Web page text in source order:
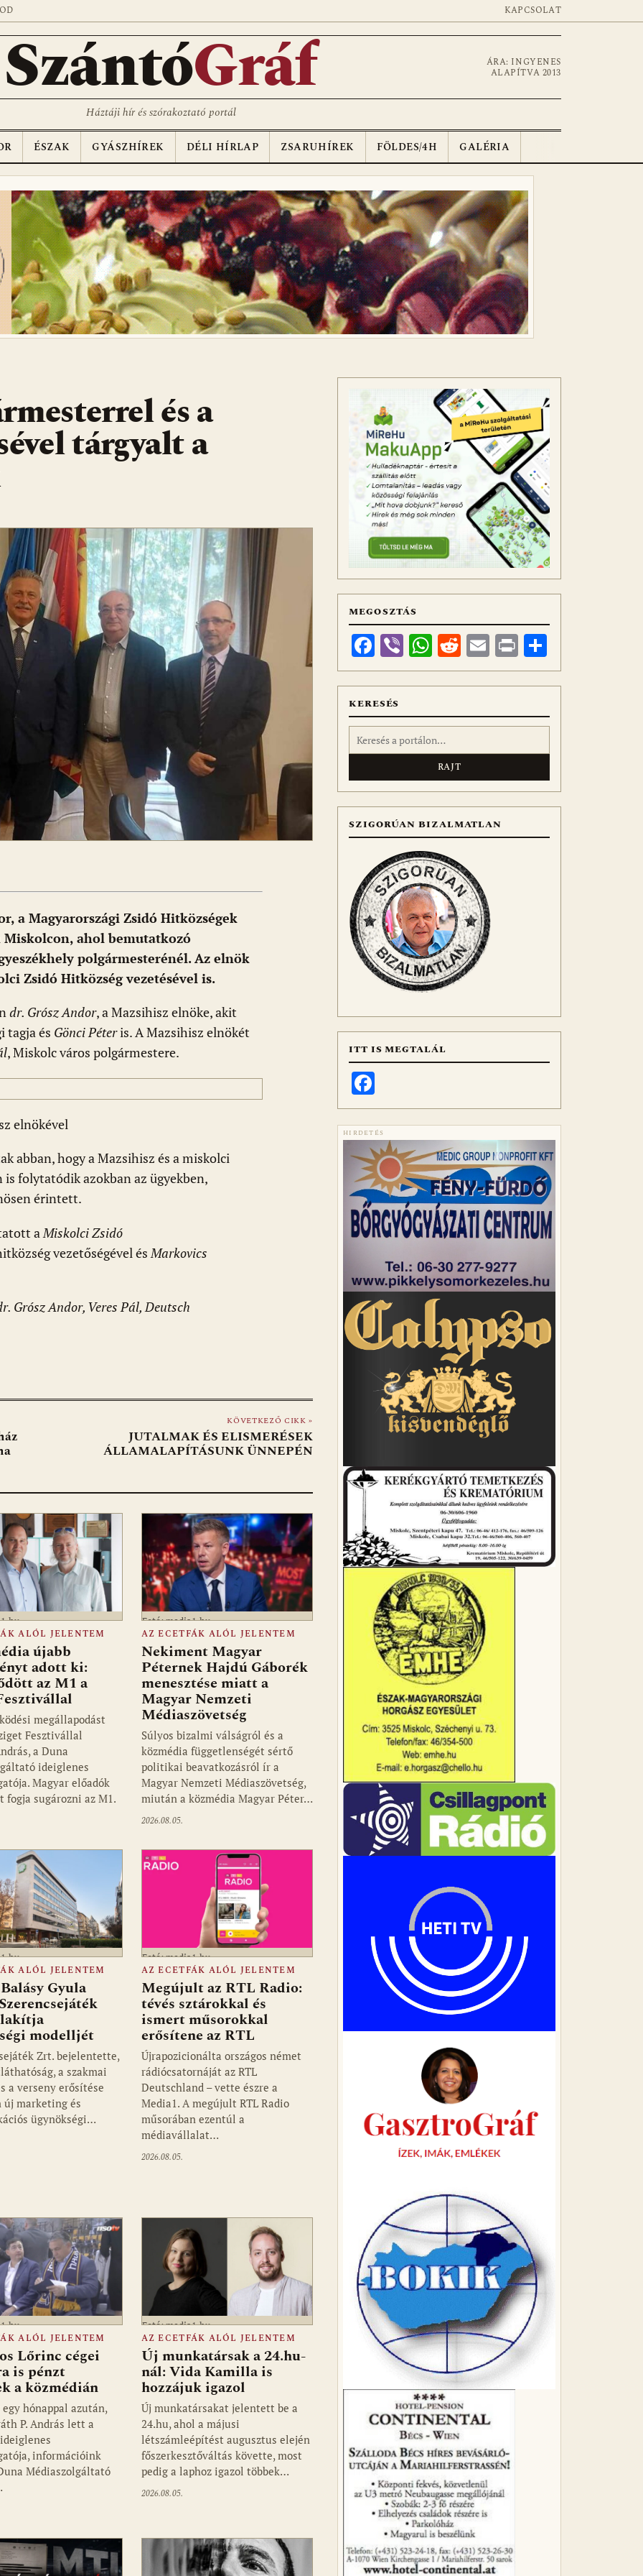
KAPCSOLAT
SzántóGráf
ÁRA: INGYENES
ALAPÍTVA 2013
Háztáji hír és szórakoztató portál
ÉSZAK GYÁSZHÍREK DÉLI HÍRLAP ZSARUHÍREK FÖLDES/4H GALÉRIA
és a
tárgyalt a
a Magyarországi Zsidó Hitközségek
Miskolcon, ahol bemutatkozó
polgármesterénél. Az elnök
Zsidó Hitközség vezetésével is.
dr. Grósz Andor, a Mazsihisz elnöke, akit
tagja és Gönci Péteris. A Mazsihisz elnökét
, Miskolc város polgármestere.
elnökével
abban, hogy a Mazsihisz és a miskolci
folytatódik azokban az ügyekben,
érintett.
aMiskolci Zsidó
vezetőségével ésMarkovics
Grósz Andor, Veres Pál, Deutsch
KÖVETKEZŐ CIKK »
JUTALMAK ÉS ELISMERÉSEK
ÁLLAMALAPÍTÁSUNK ÜNNEPÉN
ALÓL JELENTEM
újabb
adott ki:
az M1 a
megállapodást
Fesztivállal
a Duna
ideiglenes
Magyar előadók
fogja sugározni az M1.
Fotó: media1.hu
AZ ECETFÁK ALÓL JELENTEM
Nekiment Magyar
Péternek Hajdú Gáborék
menesztése miatt a
Magyar Nemzeti
Médiaszövetség
Súlyos bizalmi válságról és a
közmédia függetlenségét sértő
politikai beavatkozásról ír a
Magyar Nemzeti Médiaszövetség,
miután a közmédia Magyar Péter…
2026.08.05.
ALÓL JELENTEM
Gyula
modelljét
Zrt. bejelentette,
a szakmai
a verseny erősítése
új marketing és
ügynökségi…
Fotó: media1.hu
AZ ECETFÁK ALÓL JELENTEM
Megújult az RTL Radio:
tévés sztárokkal és
ismert műsorokkal
erősítene az RTL
Újrapozicionálta országos német
rádiócsatornáját az RTL
Deutschland – vette észre a
Media1. A megújult RTL Radio
műsorában ezentúl a
médiavállalat…
2026.08.05.
ALÓL JELENTEM
Lőrinc cégei
is pénzt
a közmédián
hónappal azután,
P. András lett a
információink
Médiaszolgáltató
Fotó: media1.hu
AZ ECETFÁK ALÓL JELENTEM
Új munkatársak a 24.hu-
nál: Vida Kamilla is
hozzájuk igazol
Új munkatársakat jelentett be a
24.hu, ahol a májusi
létszámleépítést augusztus elején
főszerkesztőváltás követte, most
pedig a laphoz igazol többek…
2026.08.05.
MEGOSZTÁS
Facebook
ViberWhatsApp
Reddit
Email
Print
meg
KERESÉS
Keresés:
SZIGORÚAN BIZALMATLAN
ITT IS MEGTALÁL
HIRDETÉS